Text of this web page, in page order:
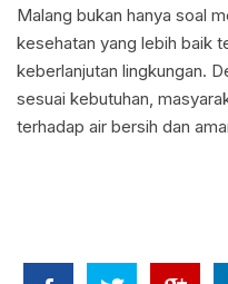
Malang bukan hanya soal
kesehatan yang lebih baik
keberlanjutan lingkungan.
sesuai kebutuhan,
terhadap air bersih dan